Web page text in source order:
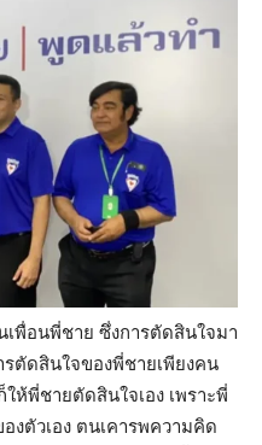
เพื่อนพี่ชาย ซึ่งการตัดสินใจมา
ตัดสินใจของพี่ชายเพียงคน
ห้พี่ชายตัดสินใจเอง เพราะพี่
ตัวเอง ตนเคารพความคิด